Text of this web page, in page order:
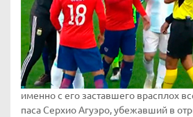
именно с его заставшего врасплох
паса Серхио Агуэро, убежавший в